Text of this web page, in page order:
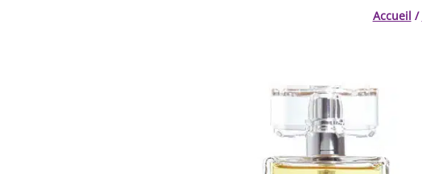
Accueil /